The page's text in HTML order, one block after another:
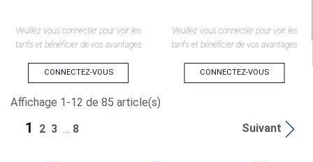
Veuillez vous connecter pour voir les
tarifs et bénéficier de vos avantages
CONNECTEZ-VOUS
Veuillez vous connecter pour voir les
tarifs et bénéficier de vos avantages
CONNECTEZ-VOUS
Affichage 1-12 de 85 article(s)
1 2 3 … 8 Suivant